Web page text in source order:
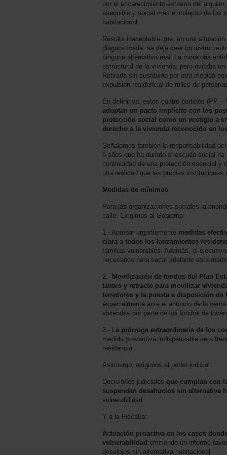
por el encarecimiento extremo del
asequible y social más el colapso de los
habitacional.
Resulta inaceptable que, en una
diagnosticada, se deje caer un
ninguna alternativa real. La moratoria
estructural de la vivienda, pero evitaba
Retirarla sin sustituirla por otra medida
expulsión residencial de miles de
En definitiva, estos cuatro partidos (PP
adoptan un pacto implícito con los
protección social como un vestigio a
derecho a la vivienda reconocido en
Señalamos también la responsabilidad
6 años que ha durado el escudo social
continuidad de una protección esencial y
una realidad que las propias
Medidas de mínimos
Para las organizaciones sociales la
calle. Exigimos al Gobierno:
1.- Aprobar urgentemente medidas
clara a todos los lanzamientos
familias vulnerables. Además, el
necesarios para sacar adelante esta
2.- Movilización de fondos del Plan
tanteo y retracto para movilizar
tenedores y la puesta a disposición de
especialmente ante el anuncio de la
viviendas por parte de los fondos de
3.- La prórroga extraordinaria de los
medida preventiva indispensable para
residencial.
Asimismo, exigimos al poder judicial:
Decisiones judiciales que cumplan con
suspendan desahucios sin alternativa
vulnerabilidad.
Y a la Fiscalía:
Actuación proactiva en los casos
vulnerabilidad emitiendo un informe
desalojos sin alternativa habitacional.